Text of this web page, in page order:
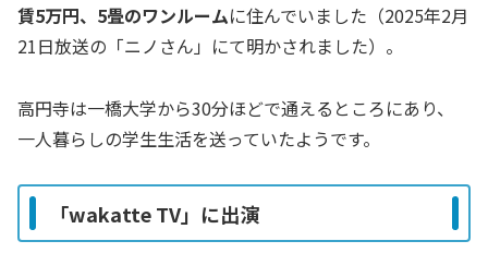
賃5万円、5畳のワンルームに住んでいました（2025年2月
21日放送の「ニノさん」にて明かされました）。
高円寺は一橋大学から30分ほどで通えるところにあり、
一人暮らしの学生生活を送っていたようです。
「wakatte TV」に出演